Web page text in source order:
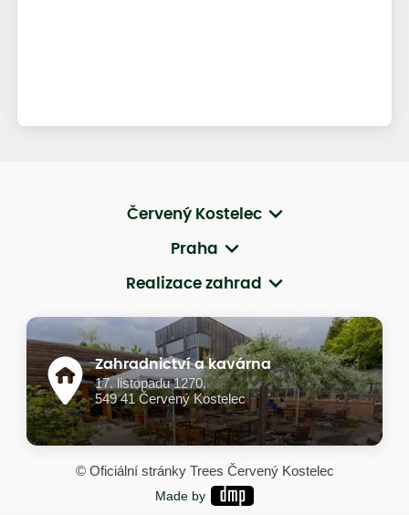
Červený Kostelec
Praha
Realizace zahrad
Zahradnictví a kavárna
17. listopadu 1270,
549 41 Červený Kostelec
© Oficiální stránky Trees Červený Kostelec
Made by